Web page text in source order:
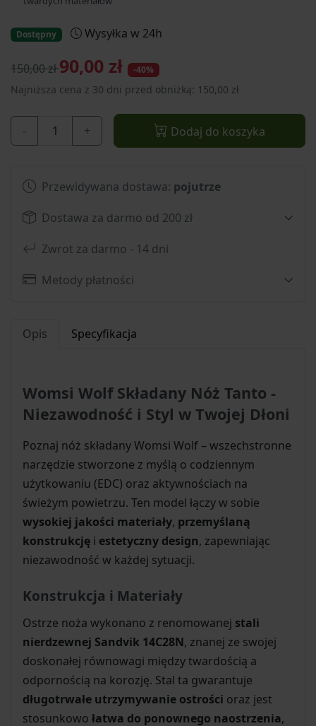
Dostępny Wysyłka w 24h
150,00 zł90,00 zł -40%
Najniższa cena z 30 dni przed obniżką: 150,00 zł
- + Dodaj do koszyka
Przewidywana dostawa: pojutrze
Dostawa za darmo od 200 zł
Zwrot za darmo - 14 dni
Metody płatności
Opis Specyfikacja
Womsi Wolf Składany Nóż Tanto -
Niezawodność i Styl w Twojej Dłoni
Poznaj nóż składany Womsi Wolf – wszechstronne
narzędzie stworzone z myślą o codziennym
użytkowaniu (EDC) oraz aktywnościach na
świeżym powietrzu. Ten model łączy w sobie
wysokiej jakości materiały, przemyślaną
konstrukcję i estetyczny design, zapewniając
niezawodność w każdej sytuacji.
Konstrukcja i Materiały
Ostrze noża wykonano z renomowanej stali
nierdzewnej Sandvik 14C28N, znanej ze swojej
doskonałej równowagi między twardością a
odpornością na korozję. Stal ta gwarantuje
długotrwałe utrzymywanie ostrości oraz jest
stosunkowo łatwa do ponownego naostrzenia,